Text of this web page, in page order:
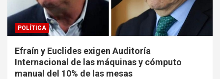
POLÍTICA
Efraín y Euclides exigen Auditoría
Internacional de las máquinas y cómputo
manual del 10% de las mesas